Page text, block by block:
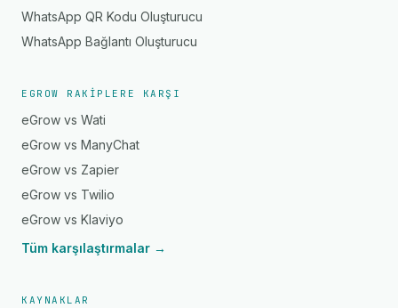
WhatsApp QR Kodu Oluşturucu
WhatsApp Bağlantı Oluşturucu
EGROW RAKIPLERE KARŞI
eGrow vs Wati
eGrow vs ManyChat
eGrow vs Zapier
eGrow vs Twilio
eGrow vs Klaviyo
Tüm karşılaştırmalar →
KAYNAKLAR